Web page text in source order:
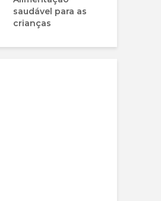
saudável para as
crianças